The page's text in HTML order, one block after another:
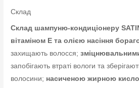
Склад
Склад шампуню-кондиціонеру
вітаміном Е та олією насіння
захищають волосся;
запобігають втраті вологи та
волосини; насиченою жирною